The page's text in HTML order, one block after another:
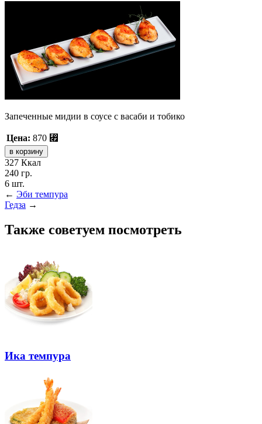
Запеченные мидии в соусе с васаби и тобико
Цена: 870 ⃏
327 Ккал
240 гр.
6 шт.
← Эби темпура
Гедза →
Также советуем посмотреть
Ика темпура